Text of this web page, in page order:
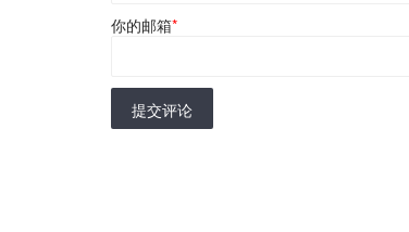
你的邮箱*
提交评论